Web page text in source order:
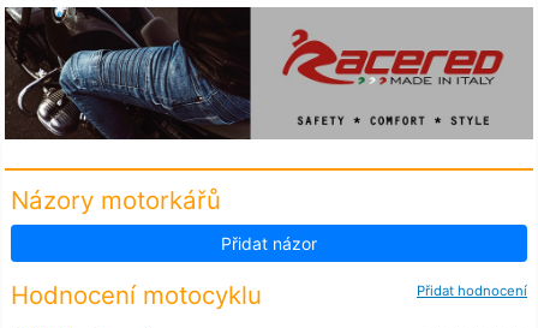
Názory motorkářů
Přidat názor
Přidat hodnocení
Hodnocení motocyklu